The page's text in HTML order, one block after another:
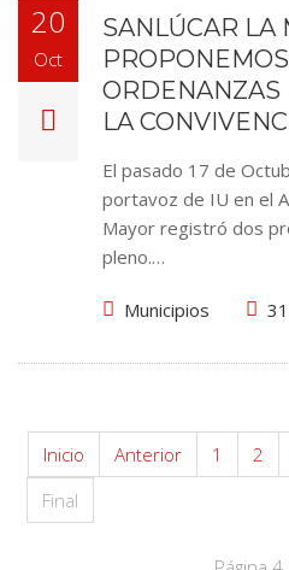
20
Oct
SANLÚCAR LA
ORDENANZAS
LA
El pasado 17 de
portavoz de IU en el
Mayor registró dos
pleno.…
Municipios
Inicio Anterior 1 2
Final